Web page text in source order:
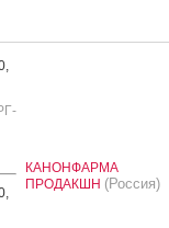
КАНОНФАРМА
ПРОДАКШН (Россия)